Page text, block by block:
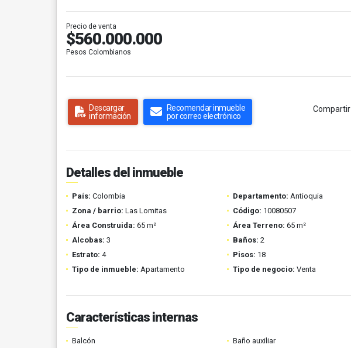
Precio de venta
$560.000.000
Pesos Colombianos
Descargar
información
Recomendar inmueble
por correo electrónico
Compartir
Detalles del inmueble
País: Colombia Departamento: Antioquia
Zona / barrio: Las Lomitas Código: 10080507
Área Construida: 65 m² Área Terreno: 65 m²
Alcobas: 3 Baños: 2
Estrato: 4 Pisos: 18
Tipo de inmueble: Apartamento Tipo de negocio: Venta
Características internas
Balcón Baño auxiliar